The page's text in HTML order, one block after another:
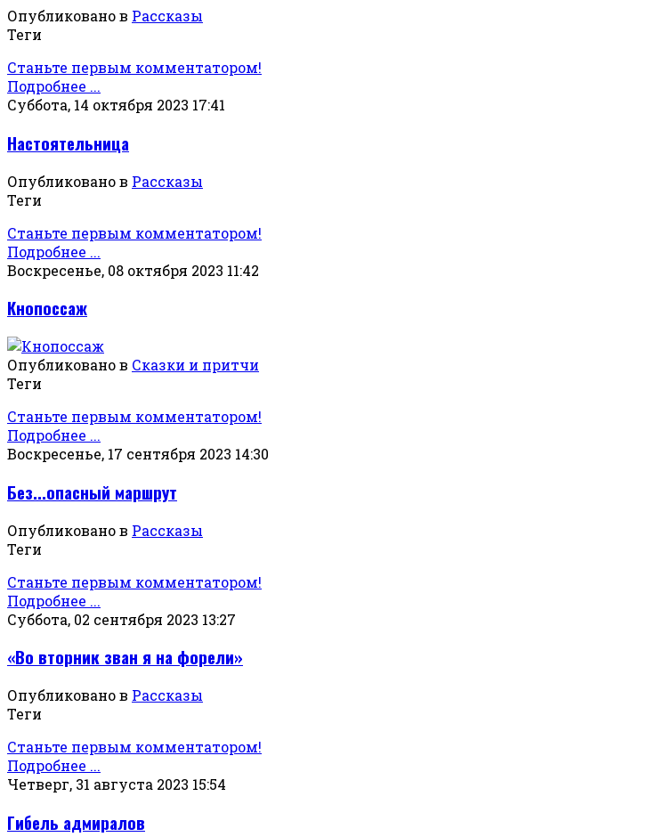
Опубликовано в Рассказы
Теги
Станьте первым комментатором!
Подробнее ...
Суббота, 14 октября 2023 17:41
Настоятельница
Опубликовано в Рассказы
Теги
Станьте первым комментатором!
Подробнее ...
Воскресенье, 08 октября 2023 11:42
Кнопоссаж
Опубликовано в Сказки и притчи
Теги
Станьте первым комментатором!
Подробнее ...
Воскресенье, 17 сентября 2023 14:30
Без...опасный маршрут
Опубликовано в Рассказы
Теги
Станьте первым комментатором!
Подробнее ...
Суббота, 02 сентября 2023 13:27
«Во вторник зван я на форели»
Опубликовано в Рассказы
Теги
Станьте первым комментатором!
Подробнее ...
Четверг, 31 августа 2023 15:54
Гибель адмиралов